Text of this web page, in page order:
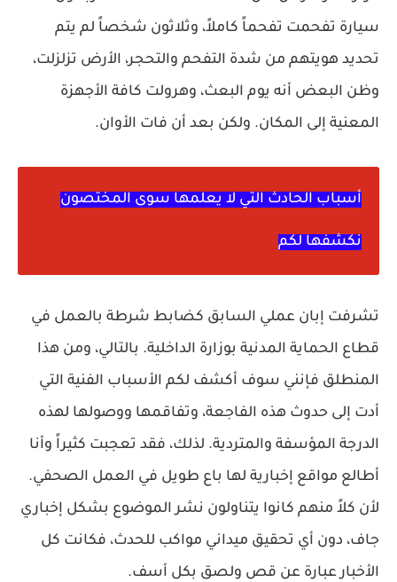
سيارة تفحمت تفحماً كاملاً، وثلاثون شخصاً لم يتم
تحديد هويتهم من شدة التفحم والتحجر، الأرض تزلزلت،
وظن البعض أنه يوم البعث، وهرولت كافة الأجهزة
المعنية إلى المكان. ولكن بعد أن فات الأوان.
أسباب الحادث التي لا يعلمها سوى المختصون
نكشفها لكم
تشرفت إبان عملي السابق كضابط شرطة بالعمل في
قطاع الحماية المدنية بوزارة الداخلية. بالتالي، ومن هذا
المنطلق فإنني سوف أكشف لكم الأسباب الفنية التي
أدت إلى حدوث هذه الفاجعة، وتفاقمها ووصولها لهذه
الدرجة المؤسفة والمتردية. لذلك، فقد تعجبت كثيراً وأنا
أطالع مواقع إخبارية لها باع طويل في العمل الصحفي.
لأن كلاً منهم كانوا يتناولون نشر الموضوع بشكل إخباري
جاف، دون أي تحقيق ميداني مواكب للحدث، فكانت كل
الأخبار عبارة عن قص ولصق بكل أسف.